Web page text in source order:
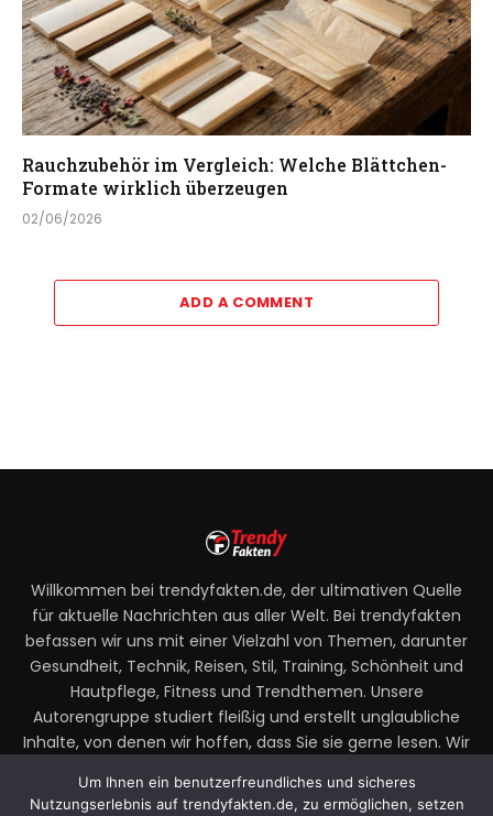
Rauchzubehör im Vergleich: Welche Blättchen-
Formate wirklich überzeugen
02/06/2026
ADD A COMMENT
Willkommen bei trendyfakten.de, der ultimativen Quelle
für aktuelle Nachrichten aus aller Welt. Bei trendyfakten
befassen wir uns mit einer Vielzahl von Themen, darunter
Gesundheit, Technik, Reisen, Stil, Training, Schönheit und
Hautpflege, Fitness und Trendthemen. Unsere
Autorengruppe studiert fleißig und erstellt unglaubliche
Inhalte, von denen wir hoffen, dass Sie sie gerne lesen. Wir
Zögern Sie also nicht, uns Ihre Gedanken zu unseren
Um Ihnen ein benutzerfreundliches und sicheres
Nutzungserlebnis auf trendyfakten.de, zu ermöglichen, setzen